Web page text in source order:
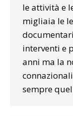
le attività e
migliaia le
interventi e
anni ma la
sempre